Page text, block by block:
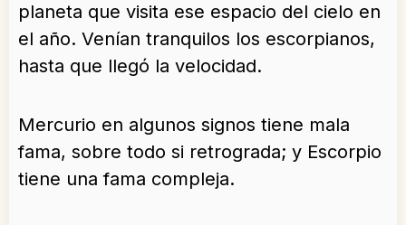
planeta que visita ese espacio del cielo en
el año. Venían tranquilos los escorpianos,
hasta que llegó la velocidad.
Mercurio en algunos signos tiene mala
fama, sobre todo si retrograda; y Escorpio
tiene una fama compleja.